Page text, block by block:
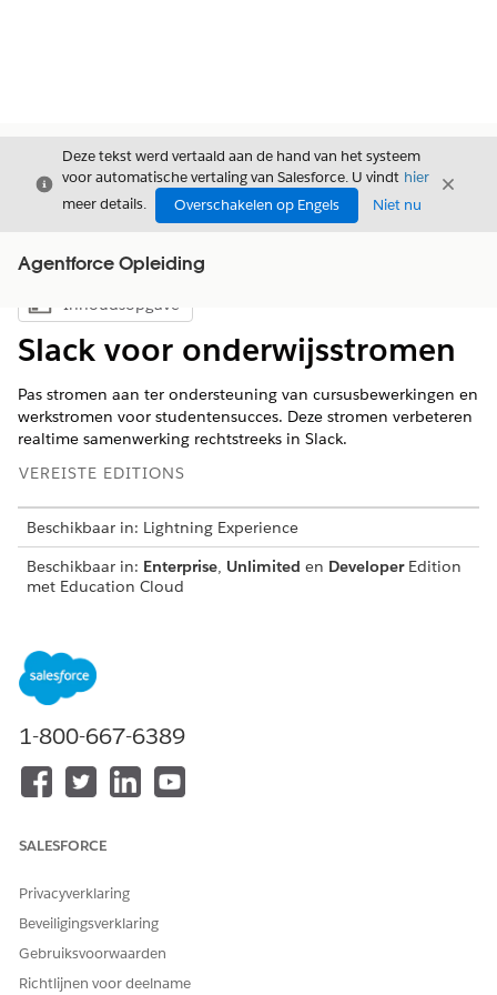
Sluiten
Deze tekst werd vertaald aan de hand van het systeem
voor automatische vertaling van Salesforce. U vindt hier
meer details.
Overschakelen op Engels Niet nu
Sluiten
Agentforce Opleiding
Inhoudsopgave weergeven
Inhoudsopgave
Slack voor onderwijsstromen
Pas stromen aan ter ondersteuning van cursusbewerkingen en
werkstromen voor studentensucces. Deze stromen verbeteren
realtime samenwerking rechtstreeks in Slack.
VEREISTE EDITIONS
Beschikbaar in: Lightning Experience
Beschikbaar in: Enterprise, Unlimited en DeveloperEdition
met Education Cloud
studenten posten
Configureer stromen om recordwaarschuwingen voor
studenten te maken en inzichten van deelnemers van
cursussen rechtstreeks naar Slack te verzenden.
faculteit
werknemersrecords voor faculteiten maakt. Agentacties
identificeren.
Facultaire Slack-gebruikers identificeren voor agentacties
Verschillende Slack for Education-stromen verwijzen naar
de EDU-cursusbewerkingen: Haal Facultaire Slack-gebruiker
1-800-667-6389
SALESFORCE
Privacyverklaring
Beveiligingsverklaring
Gebruiksvoorwaarden
Richtlijnen voor deelname